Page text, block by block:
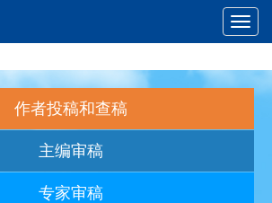
作者投稿和查稿
主编审稿
专家审稿